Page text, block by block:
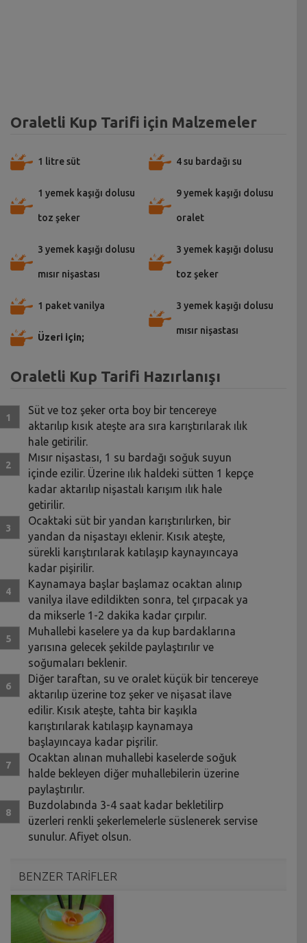
Oraletli Kup Tarifi için Malzemeler
1 litre süt
1 yemek kaşığı dolusu
toz şeker
3 yemek kaşığı dolusu
mısır nişastası
1 paket vanilya
Üzeri için;
4 su bardağı su
9 yemek kaşığı dolusu
oralet
3 yemek kaşığı dolusu
toz şeker
3 yemek kaşığı dolusu
mısır nişastası
Oraletli Kup Tarifi Hazırlanışı
Süt ve toz şeker orta boy bir tencereye
aktarılıp kısık ateşte ara sıra karıştırılarak ılık
hale getirilir.
Mısır nişastası, 1 su bardağı soğuk suyun
içinde ezilir. Üzerine ılık haldeki sütten 1 kepçe
kadar aktarılıp nişastalı karışım ılık hale
getirilir.
Ocaktaki süt bir yandan karıştırılırken, bir
yandan da nişastayı eklenir. Kısık ateşte,
sürekli karıştırılarak katılaşıp kaynayıncaya
kadar pişirilir.
Kaynamaya başlar başlamaz ocaktan alınıp
vanilya ilave edildikten sonra, tel çırpacak ya
da mikserle 1-2 dakika kadar çırpılır.
Muhallebi kaselere ya da kup bardaklarına
yarısına gelecek şekilde paylaştırılır ve
soğumaları beklenir.
Diğer taraftan, su ve oralet küçük bir tencereye
aktarılıp üzerine toz şeker ve nişasat ilave
edilir. Kısık ateşte, tahta bir kaşıkla
karıştırılarak katılaşıp kaynamaya
başlayıncaya kadar pişrilir.
Ocaktan alınan muhallebi kaselerde soğuk
halde bekleyen diğer muhallebilerin üzerine
paylaştırılır.
Buzdolabında 3-4 saat kadar bekletilirp
üzerleri renkli şekerlemelerle süslenerek servise
sunulur. Afiyet olsun.
BENZER TARİFLER